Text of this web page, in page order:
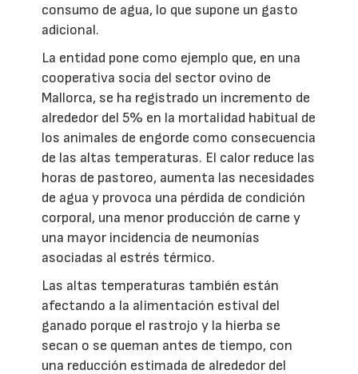
consumo de agua, lo que supone un gasto
adicional.
La entidad pone como ejemplo que, en una
cooperativa socia del sector ovino de
Mallorca, se ha registrado un incremento de
alrededor del 5% en la mortalidad habitual de
los animales de engorde como consecuencia
de las altas temperaturas. El calor reduce las
horas de pastoreo, aumenta las necesidades
de agua y provoca una pérdida de condición
corporal, una menor producción de carne y
una mayor incidencia de neumonías
asociadas al estrés térmico.
Las altas temperaturas también están
afectando a la alimentación estival del
ganado porque el rastrojo y la hierba se
secan o se queman antes de tiempo, con
una reducción estimada de alrededor del